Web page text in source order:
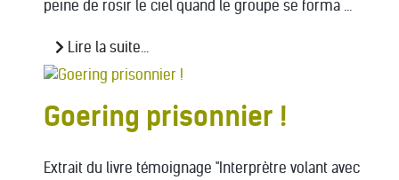
peine de rosir le ciel quand le groupe se forma ...
Lire la suite...
Goering prisonnier !
Extrait du livre témoignage "Interprètre volant avec